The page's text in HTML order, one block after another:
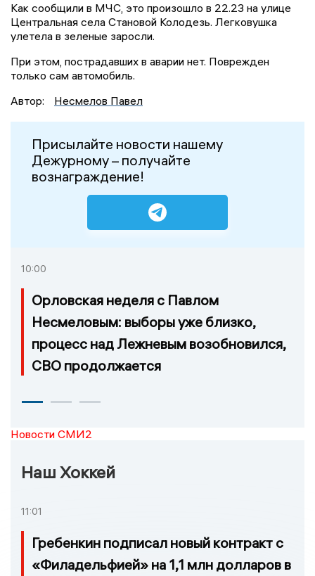
Как сообщили в МЧС, это произошло в 22.23 на улице
Центральная села Становой Колодезь. Легковушка
улетела в зеленые заросли.
При этом, пострадавших в аварии нет. Поврежден
только сам автомобиль.
Автор:
Несмелов Павел
Присылайте новости нашему
Дежурному – получайте
вознаграждение!
10:00
Орловская неделя с Павлом
Несмеловым: выборы уже близко,
процесс над Лежневым возобновился,
СВО продолжается
Новости СМИ2
Наш Хоккей
11:01
Гребенкин подписал новый контракт с
«Филадельфией» на 1,1 млн долларов в